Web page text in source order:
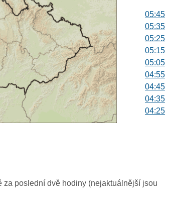
05:45
05:35
05:25
05:15
05:05
04:55
04:45
04:35
04:25
03:25
poslední dvě hodiny (nejaktuálnější jsou